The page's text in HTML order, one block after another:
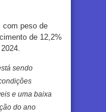
com peso de
de 12,2%
sendo
e uma baixa
do ano